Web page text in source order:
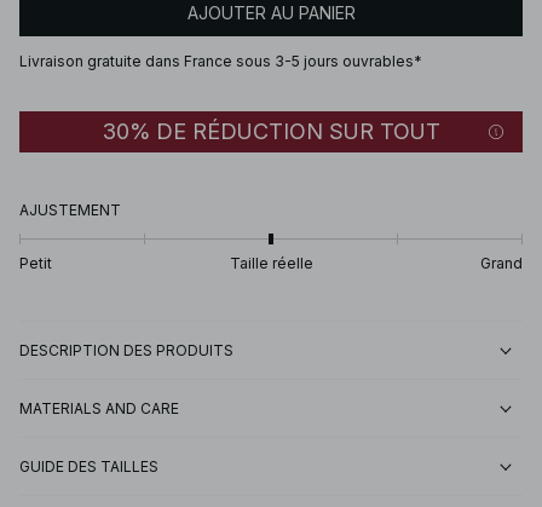
AJOUTER AU PANIER
Livraison gratuite dans France sous 3-5 jours ouvrables*
30% DE RÉDUCTION SUR TOUT
AJUSTEMENT
Petit Taille réelle Grand
DESCRIPTION DES PRODUITS
MATERIALS AND CARE
GUIDE DES TAILLES